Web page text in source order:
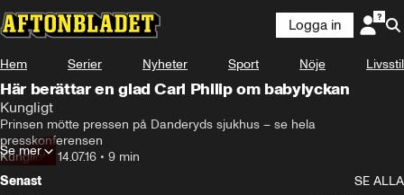
Logga in
Hem Serier Nyheter Sport Nöje Livsstil
Här berättar en glad Carl Philip om babylyckan
Kungligt
Prinsen mötte pressen på Danderyds sjukhus – se hela
presskonferensen
Kungligt• 14.07.16 • 9 min
Se mer
Senast
SE ALLA